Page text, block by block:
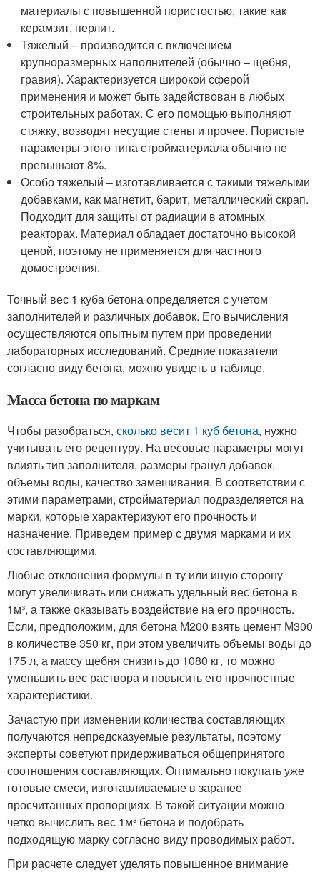
материалы с повышенной пористостью, такие как
керамзит, перлит.
Тяжелый – производится с включением
крупноразмерных наполнителей (обычно – щебня,
гравия). Характеризуется широкой сферой
применения и может быть задействован в любых
строительных работах. С его помощью выполняют
стяжку, возводят несущие стены и прочее. Пористые
параметры этого типа стройматериала обычно не
превышают 8%.
Особо тяжелый – изготавливается с такими тяжелыми
добавками, как магнетит, барит, металлический скрап.
Подходит для защиты от радиации в атомных
реакторах. Материал обладает достаточно высокой
ценой, поэтому не применяется для частного
домостроения.
Точный вес 1 куба бетона определяется с учетом
заполнителей и различных добавок. Его вычисления
осуществляются опытным путем при проведении
лабораторных исследований. Средние показатели
согласно виду бетона, можно увидеть в таблице.
Масса бетона по маркам
Чтобы разобраться, сколько весит 1 куб бетона, нужно
учитывать его рецептуру. На весовые параметры могут
влиять тип заполнителя, размеры гранул добавок,
объемы воды, качество замешивания. В соответствии с
этими параметрами, стройматериал подразделяется на
марки, которые характеризуют его прочность и
назначение. Приведем пример с двумя марками и их
составляющими.
Любые отклонения формулы в ту или иную сторону
могут увеличивать или снижать удельный вес бетона в
1м³, а также оказывать воздействие на его прочность.
Если, предположим, для бетона М200 взять цемент М300
в количестве 350 кг, при этом увеличить объемы воды до
175 л, а массу щебня снизить до 1080 кг, то можно
уменьшить вес раствора и повысить его прочностные
характеристики.
Зачастую при изменении количества составляющих
получаются непредсказуемые результаты, поэтому
эксперты советуют придерживаться общепринятого
соотношения составляющих. Оптимально покупать уже
готовые смеси, изготавливаемые в заранее
просчитанных пропорциях. В такой ситуации можно
четко вычислить вес 1м³ бетона и подобрать
подходящую марку согласно виду проводимых работ.
При расчете следует уделять повышенное внимание